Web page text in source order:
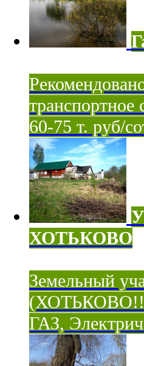
60-75 т. руб/
ХОТЬКОВО
Земельный
ГАЗ,